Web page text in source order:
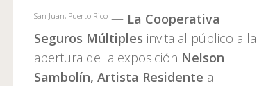
San Juan, Puerto Rico — La Cooperativa
Seguros Múltiples invita al público a la
apertura de la exposición Nelson
Sambolín, Artista Residente a